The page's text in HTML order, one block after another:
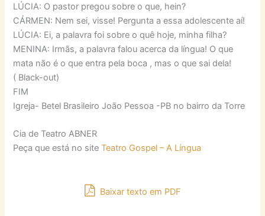
LÚCIA: O pastor pregou sobre o que, hein?
CÁRMEN: Nem sei, visse! Pergunta a essa adolescente aí!
LÚCIA: Ei, a palavra foi sobre o quê hoje, minha filha?
MENINA: Irmãs, a palavra falou acerca da língua! O que
mata não é o que entra pela boca , mas o que sai dela!
( Black-out)
FIM
Igreja- Betel Brasileiro João Pessoa -PB no bairro da Torre
Cia de Teatro ABNER
Peça que está no siteTeatro Gospel – A Língua
Baixar texto em PDF